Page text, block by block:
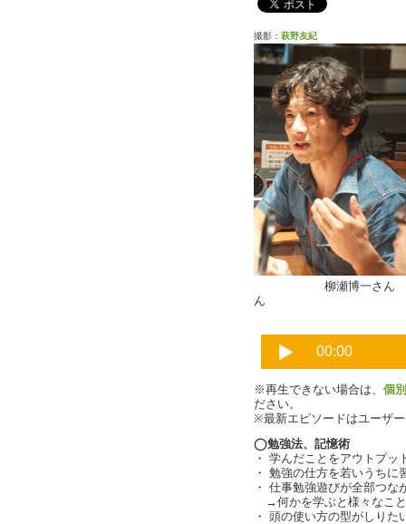
撮影： 萩野友紀
柳瀬博一
ん
※再生できない場合は、 個
ださい。
※最新エピソードはユーザ
◯勉強法、記憶術
・ 学んだことをアウトプ
・ 勉強の仕方を若いうち
・ 仕事勉強遊びが全部つな
→何かを学ぶと様々なこ
・ 頭の使い方の型がしりた